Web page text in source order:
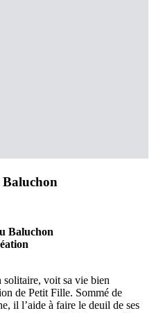
Baluchon
voit sa vie bien
de Petit Fille. Sommé de
il l’aide à faire le deuil de ses